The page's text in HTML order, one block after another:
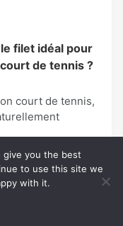
filet idéal pour
de tennis ?
court de tennis,
choisir l’outil
parquet
give you the best
to use this site we
with it.